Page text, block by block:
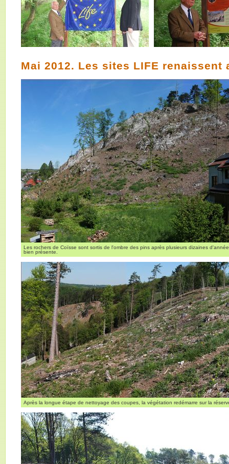
Mai 2012. Les sites LIFE renaissent
Les rochers de Coïsse sont sortis de l'ombre des pins après plusieurs dizaines
bien présente.
Après la longue étape de nettoyage des coupes, la végétation redémarre sur la